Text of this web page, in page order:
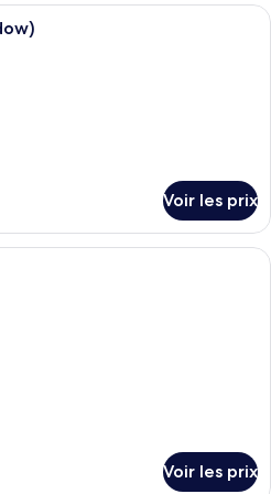
Une chambre d’hôtel avec un
Voir les prix
Une chambre d’hôtel moderne,
Voir les prix